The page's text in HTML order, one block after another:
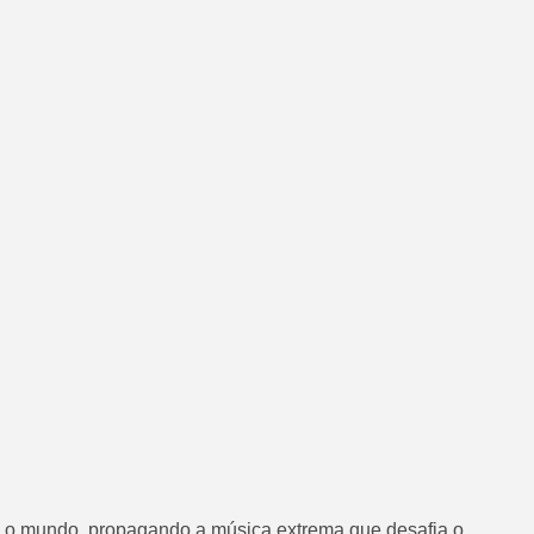
mundo, propagando a música extrema que desafia o